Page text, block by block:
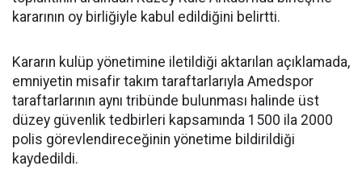
kararının oy birliğiyle kabul edildiğini belirtti.
Kararın kulüp yönetimine iletildiği aktarılan açıklamada,
emniyetin misafir takım taraftarlarıyla Amedspor
taraftarlarının aynı tribünde bulunması halinde üst
düzey güvenlik tedbirleri kapsamında 1500 ila 2000
polis görevlendireceğinin yönetime bildirildiği
kaydedildi.